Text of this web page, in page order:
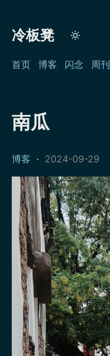
冷板凳
首页 博客 闪念 周刊
南瓜
博客 · 2024-09-29